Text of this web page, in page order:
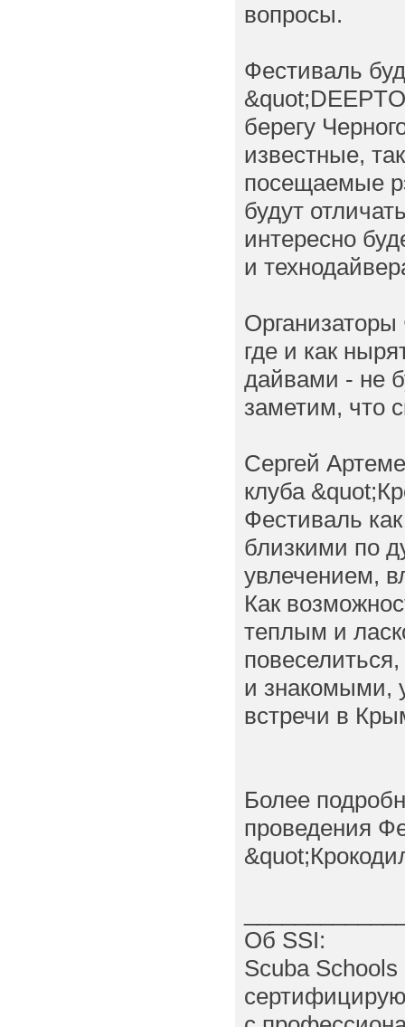
вопросы.
Фестиваль
берегу
известные,
посещаемые
будут
интересно
и
где и как
дайвами - не
заметим, что
Сергей
клуба
Фестиваль
близкими по
увлечением,
Как
теплым и
и знакомыми,
встречи в
Более
проведения
Об SSI:
Scuba